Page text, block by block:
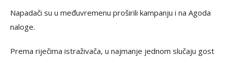
Napadači su u međuvremenu proširili kampanju i na Agoda
naloge.
Prema riječima istraživača, u najmanje jednom slučaju gost